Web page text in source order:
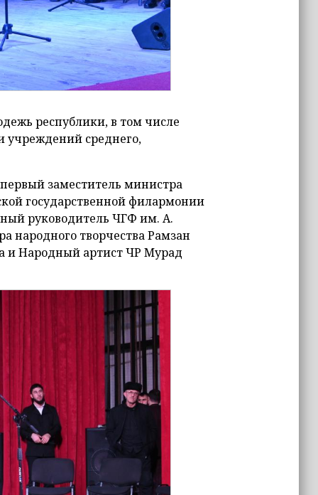
республики, в том числе
учреждений среднего,
заместитель министра
государственной филармонии
руководитель ЧГФ им. А.
народного творчества Рамзан
и Народный артист ЧР Мурад